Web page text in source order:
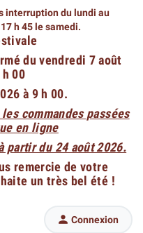
interruption du lundi au
h 45 le samedi.
du vendredi 7 août
00
à 9 h 00.
commandes passées
en ligne
partir du 24 août 2026.
remercie de votre
un très bel été !
 Connexion